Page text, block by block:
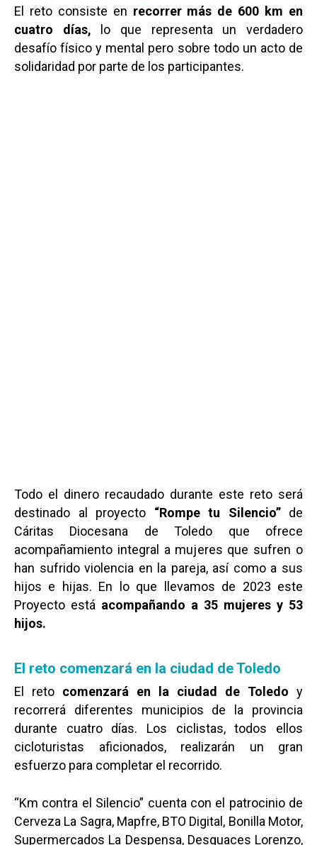
El reto consiste en recorrer más de 600 km en
cuatro días, lo que representa un verdadero
desafío físico y mental pero sobre todo un acto de
solidaridad por parte de los participantes.
Todo el dinero recaudado durante este reto será
destinado al proyecto “Rompe tu Silencio”de
Cáritas Diocesana de Toledo que ofrece
acompañamiento integral a mujeres que sufren o
han sufrido violencia en la pareja, así como a sus
hijos e hijas. En lo que llevamos de 2023 este
Proyecto está acompañando a 35 mujeres y 53
hijos.
El reto comenzará en la ciudad de Toledo
El reto comenzará en la ciudad de Toledo y
recorrerá diferentes municipios de la provincia
durante cuatro días. Los ciclistas, todos ellos
cicloturistas aficionados, realizarán un gran
esfuerzo para completar el recorrido.
“Km contra el Silencio” cuenta con el patrocinio de
Cerveza La Sagra, Mapfre, BTO Digital, Bonilla Motor,
Supermercados La Despensa, Desguaces Lorenzo,